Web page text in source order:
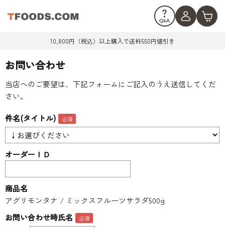
10,800円（税込）以上購入で送料550円値引き
お問い合わせ
当店へのご要望は、下記フォームにご記入のうえ送信してくだ
さい。
件名(タイトル)
オーダーＩＤ
商品名
アグリモンタナ / ミックスフルーツサラダ500g
お問い合わせ時氏名